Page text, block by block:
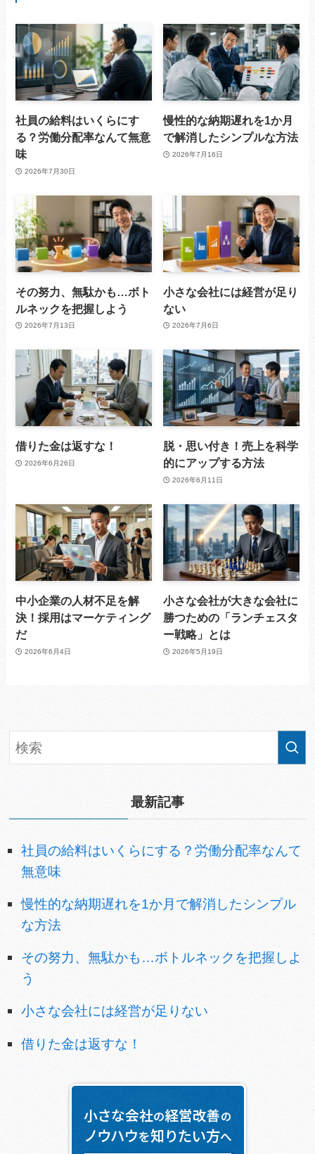
社員の給料はいくらにす
る？労働分配率なんて無意
味
2026年7月30日
慢性的な納期遅れを1か月
で解消したシンプルな方法
2026年7月16日
その努力、無駄かも…ボト
ルネックを把握しよう
2026年7月13日
小さな会社には経営が足り
ない
2026年7月6日
借りた金は返すな！
2026年6月26日
脱・思い付き！売上を科学
的にアップする方法
2026年6月11日
中小企業の人材不足を解
決！採用はマーケティング
だ
2026年6月4日
小さな会社が大きな会社に
勝つための「ランチェスタ
ー戦略」とは
2026年5月19日
最新記事
社員の給料はいくらにする？労働分配率なんて
無意味
慢性的な納期遅れを1か月で解消したシンプル
な方法
その努力、無駄かも…ボトルネックを把握しよ
う
小さな会社には経営が足りない
借りた金は返すな！